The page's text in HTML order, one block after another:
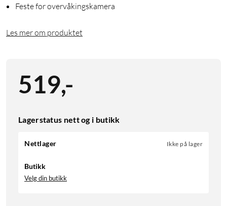
Feste for overvåkingskamera
Les mer om produktet
519,-
Lagerstatus nett og i butikk
Nettlager Ikke på lager
Butikk
Velg din butikk